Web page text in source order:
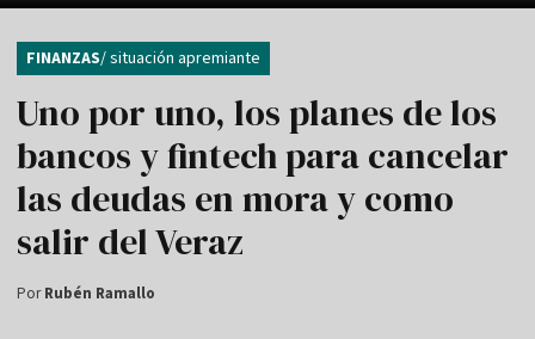
Uno por uno, los planes de los
bancos y fintech para cancelar
las deudas en mora y como
salir del Veraz
FINANZAS/ situación apremiante
PorRubén Ramallo